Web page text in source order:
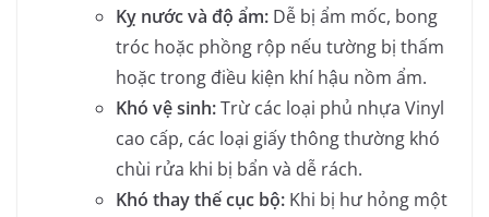
Kỵ nước và độ ẩm: Dễ bị ẩm mốc, bong
tróc hoặc phồng rộp nếu tường bị thấm
hoặc trong điều kiện khí hậu nồm ẩm.
Khó vệ sinh:Trừ các loại phủ nhựa Vinyl
cao cấp, các loại giấy thông thường khó
chùi rửa khi bị bẩn và dễ rách.
Khó thay thế cục bộ: Khi bị hư hỏng một